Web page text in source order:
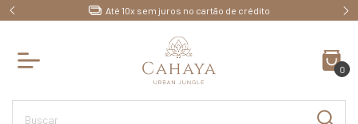
Atendimento ♥ Exclusivo para você!
0